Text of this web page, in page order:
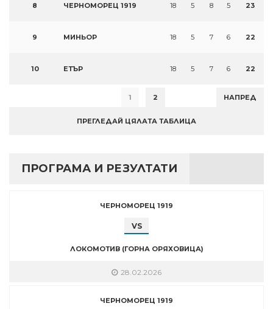
8 ЧЕРНОМОРЕЦ 1919 18 5 8 5 23
9 МИНЬОР 18 5 7 6 22
10 ЕТЪР 18 5 7 6 22
1 2 НАПРЕД
ПРЕГЛЕДАЙ ЦЯЛАТА ТАБЛИЦА
ПРОГРАМА И РЕЗУЛТАТИ
ЧЕРНОМОРЕЦ 1919
VS
ЛОКОМОТИВ (ГОРНА ОРЯХОВИЦА)
28.02.2026
ЧЕРНОМОРЕЦ 1919